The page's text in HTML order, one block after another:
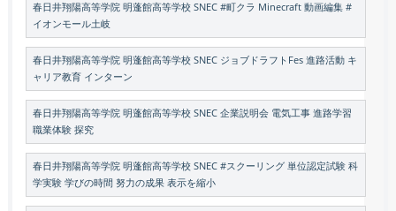
春日井翔陽高等学院 明蓬館高等学校 SNEC #町クラ Minecraft 動画編集 #
イオンモール土岐
春日井翔陽高等学院 明蓬館高等学校 SNEC ジョブドラフトFes 進路活動 キ
ャリア教育 インターン
春日井翔陽高等学院 明蓬館高等学校 SNEC 企業説明会 電気工事 進路学習
職業体験 探究
春日井翔陽高等学院 明蓬館高等学校 SNEC #スクーリング 単位認定試験 科
学実験 学びの時間 努力の成果 表示を縮小